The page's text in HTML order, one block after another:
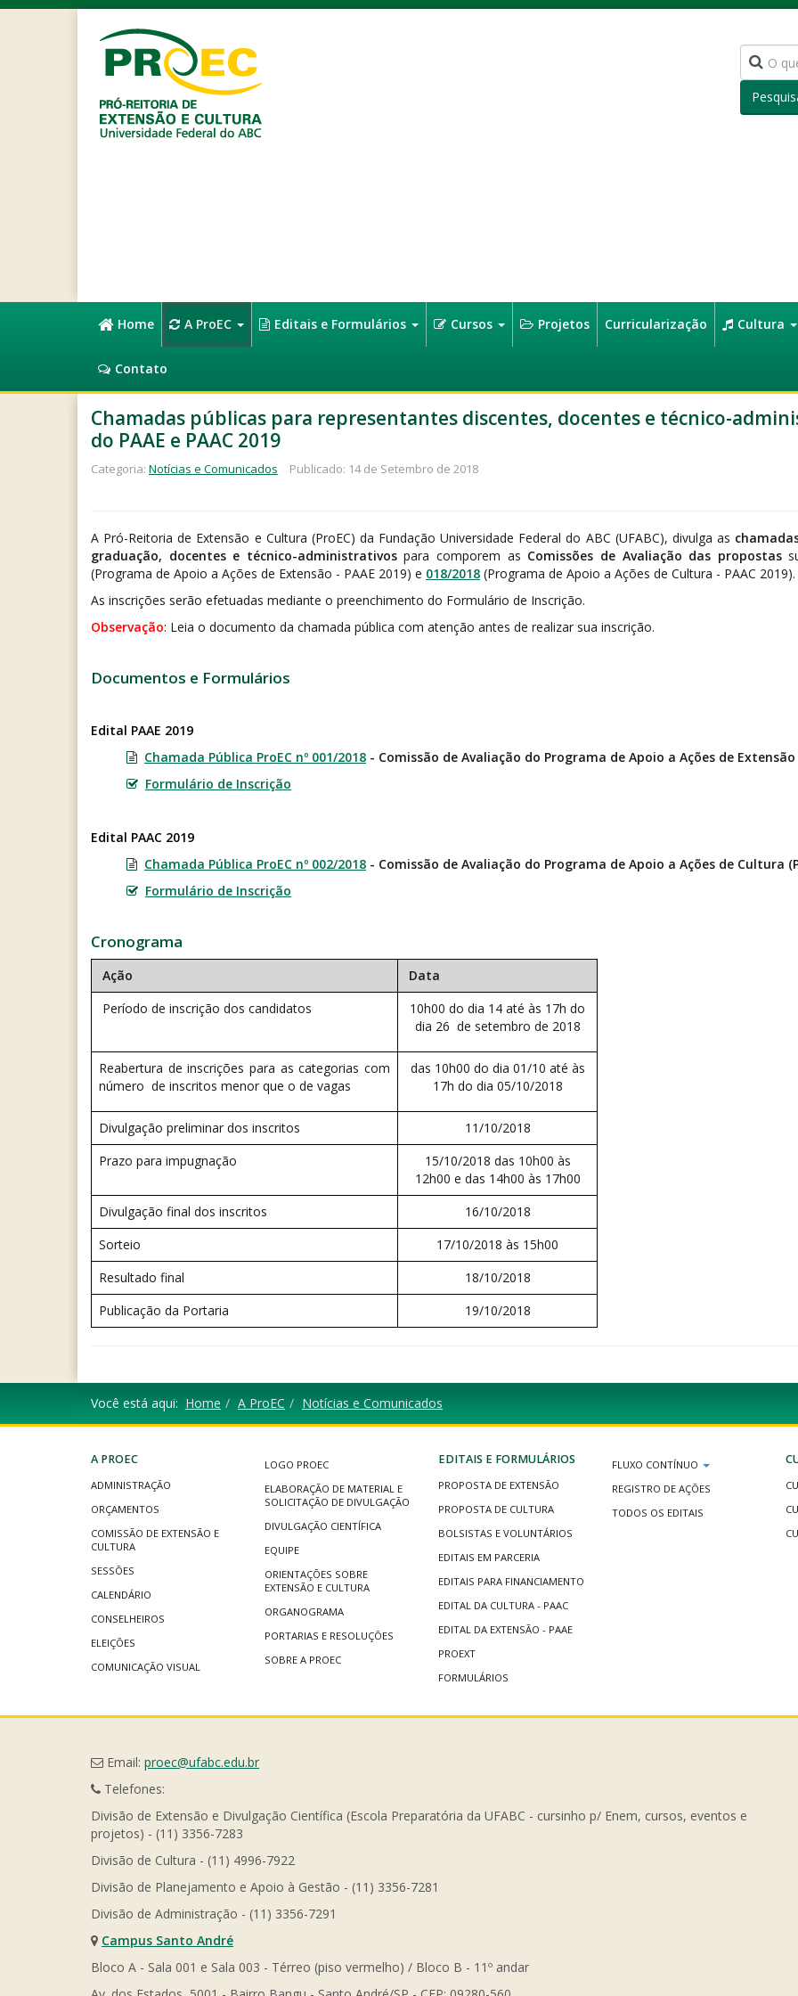
Home A ProEC Editais e Formulários Cursos Projetos Curricularização Cultura
Contato
Chamadas públicas para representantes discentes, docentes e técnico-
do PAAE e PAAC 2019
Categoria: Notícias e Comunicados Publicado: 14 de Setembro de 2018
A Pró-Reitoria de Extensão e Cultura (ProEC) da Fundação Universidade Federal do ABC (UFABC), divulga as
graduação, docentes e técnico-administrativospara comporem as Comissões de Avaliação das propostas
(Programa de Apoio a Ações de Extensão - PAAE 2019) e 018/2018 (Programa de Apoio a Ações de Cultura - PAAC 2019).
As inscrições serão efetuadas mediante o preenchimento do Formulário de Inscrição.
Observação: Leia o documento da chamada pública com atenção antes de realizar sua inscrição.
Documentos e Formulários
Edital PAAE 2019
Chamada Pública ProEC nº 001/2018 - Comissão de Avaliação do Programa de Apoio a Ações de Extensão
Formulário de Inscrição
Edital PAAC 2019
Chamada Pública ProEC nº 002/2018 - Comissão de Avaliação do Programa de Apoio a Ações de Cultura
Formulário de Inscrição
Cronograma
Ação
Data
Período de inscrição dos candidatos
10h00 do dia 14 até às 17h do
dia 26 de setembro de 2018
Reabertura de inscrições para as categorias com
número de inscritos menor que o de vagas
das 10h00 do dia 01/10 até às
17h do dia 05/10/2018
Divulgação preliminar dos inscritos
11/10/2018
Prazo para impugnação
15/10/2018 das 10h00 às
12h00 e das 14h00 às 17h00
Divulgação final dos inscritos
16/10/2018
Sorteio
17/10/2018 às 15h00
Resultado final
18/10/2018
Publicação da Portaria
19/10/2018
Você está aqui: Home A ProEC Notícias e Comunicados
A PROEC
ADMINISTRAÇÃO
ORÇAMENTOS
COMISSÃO DE EXTENSÃO E
CULTURA
SESSÕES
CALENDÁRIO
CONSELHEIROS
ELEIÇÕES
COMUNICAÇÃO VISUAL
LOGO PROEC
ELABORAÇÃO DE MATERIAL E
SOLICITAÇÃO DE DIVULGAÇÃO
DIVULGAÇÃO CIENTÍFICA
EQUIPE
ORIENTAÇÕES SOBRE
EXTENSÃO E CULTURA
ORGANOGRAMA
PORTARIAS E RESOLUÇÕES
SOBRE A PROEC
EDITAIS E FORMULÁRIOS
PROPOSTA DE EXTENSÃO
PROPOSTA DE CULTURA
BOLSISTAS E VOLUNTÁRIOS
EDITAIS EM PARCERIA
EDITAIS PARA FINANCIAMENTO
EDITAL DA CULTURA - PAAC
EDITAL DA EXTENSÃO - PAAE
PROEXT
FORMULÁRIOS
FLUXO CONTÍNUO
REGISTRO DE AÇÕES
TODOS OS EDITAIS
Email: proec@ufabc.edu.br
Telefones:
Divisão de Extensão e Divulgação Científica (Escola Preparatória da UFABC - cursinho p/ Enem, cursos, eventos e
projetos) - (11) 3356-7283
Divisão de Cultura - (11) 4996-7922
Divisão de Planejamento e Apoio à Gestão - (11) 3356-7281
Divisão de Administração - (11) 3356-7291
Campus Santo André
Bloco A - Sala 001 e Sala 003 - Térreo (piso vermelho) / Bloco B - 11º andar